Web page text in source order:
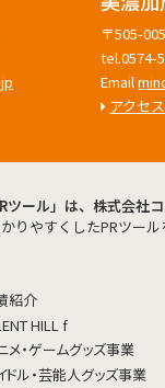
〒505-
tel.0574-
Email
アクセ
りやすくしたPRツー
紹介
HILL f
メ・ゲームグッズ事業
ドル・芸能人グッズ事業